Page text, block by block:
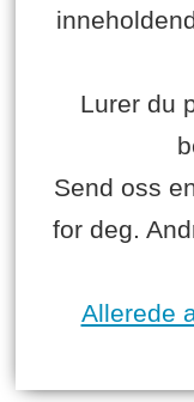
Lurer du
Send oss
for deg.
Allerede